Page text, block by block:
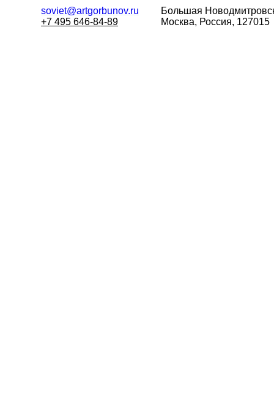
soviet@artgorbunov.ru
+7 495 646-84-89
Большая
Москва, Россия, 127015